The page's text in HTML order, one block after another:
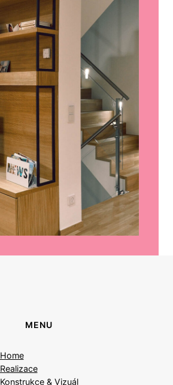
MENU
Home
Realizace
Konstrukce & Vizuál